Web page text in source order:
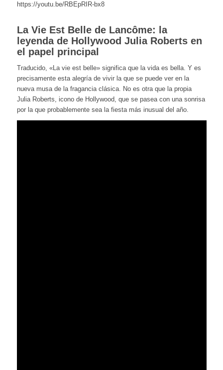
https://youtu.be/RBEpRIR-bx8
La Vie Est Belle de Lancôme: la
leyenda de Hollywood Julia Roberts en
el papel principal
Traducido, «La vie est belle» significa que la vida es bella. Y es
precisamente esta alegría de vivir la que se puede ver en la
nueva musa de la fragancia clásica. No es otra que la propia
Julia Roberts, icono de Hollywood, que se pasea con una sonrisa
por la que probablemente sea la fiesta más inusual del año.